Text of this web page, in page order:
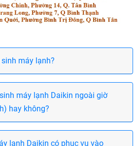
máy lạnh?
máy lạnh Daikin ngoài giờ
hay không?
lạnh Daikin có phục vụ vào